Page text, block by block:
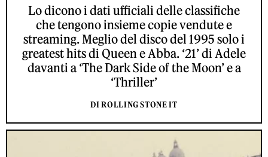
Lo dicono i dati ufficiali delle classifiche
che tengono insieme copie vendute e
streaming. Meglio del disco del 1995 solo i
greatest hits di Queen e Abba. ‘21’ di Adele
davanti a ‘The Dark Side of the Moon’ e a
‘Thriller’
DI ROLLING STONE IT